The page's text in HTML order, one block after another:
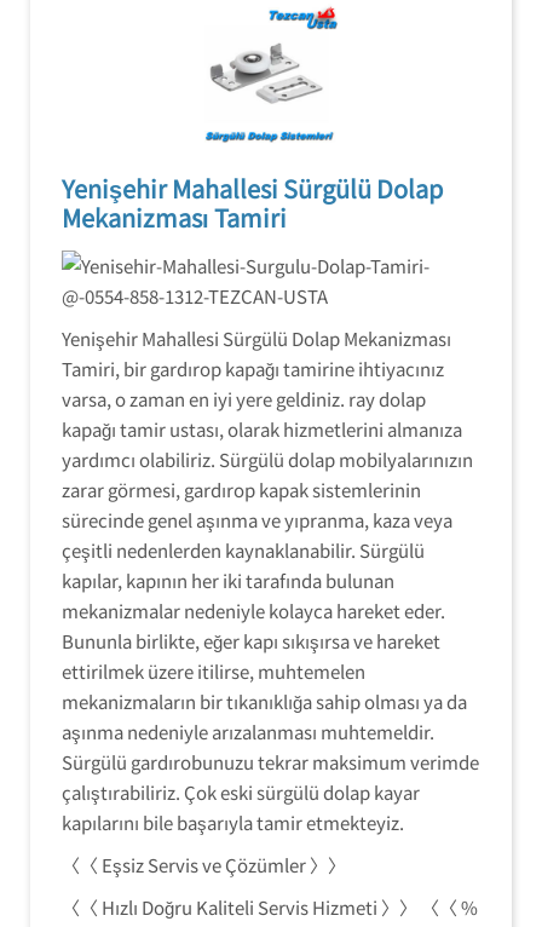
Yenişehir Mahallesi Sürgülü Dolap
Mekanizması Tamiri
Yenişehir Mahallesi Sürgülü Dolap Mekanizması
Tamiri, bir gardırop kapağı tamirine ihtiyacınız
varsa, o zaman en iyi yere geldiniz. ray dolap
kapağı tamir ustası, olarak hizmetlerini almanıza
yardımcı olabiliriz. Sürgülü dolap mobilyalarınızın
zarar görmesi, gardırop kapak sistemlerinin
sürecinde genel aşınma ve yıpranma, kaza veya
çeşitli nedenlerden kaynaklanabilir. Sürgülü
kapılar, kapının her iki tarafında bulunan
mekanizmalar nedeniyle kolayca hareket eder.
Bununla birlikte, eğer kapı sıkışırsa ve hareket
ettirilmek üzere itilirse, muhtemelen
mekanizmaların bir tıkanıklığa sahip olması ya da
aşınma nedeniyle arızalanması muhtemeldir.
Sürgülü gardırobunuzu tekrar maksimum verimde
çalıştırabiliriz. Çok eski sürgülü dolap kayar
kapılarını bile başarıyla tamir etmekteyiz.
〈〈 Eşsiz Servis ve Çözümler 〉〉
〈〈 Hızlı Doğru Kaliteli Servis Hizmeti 〉〉 〈〈 %